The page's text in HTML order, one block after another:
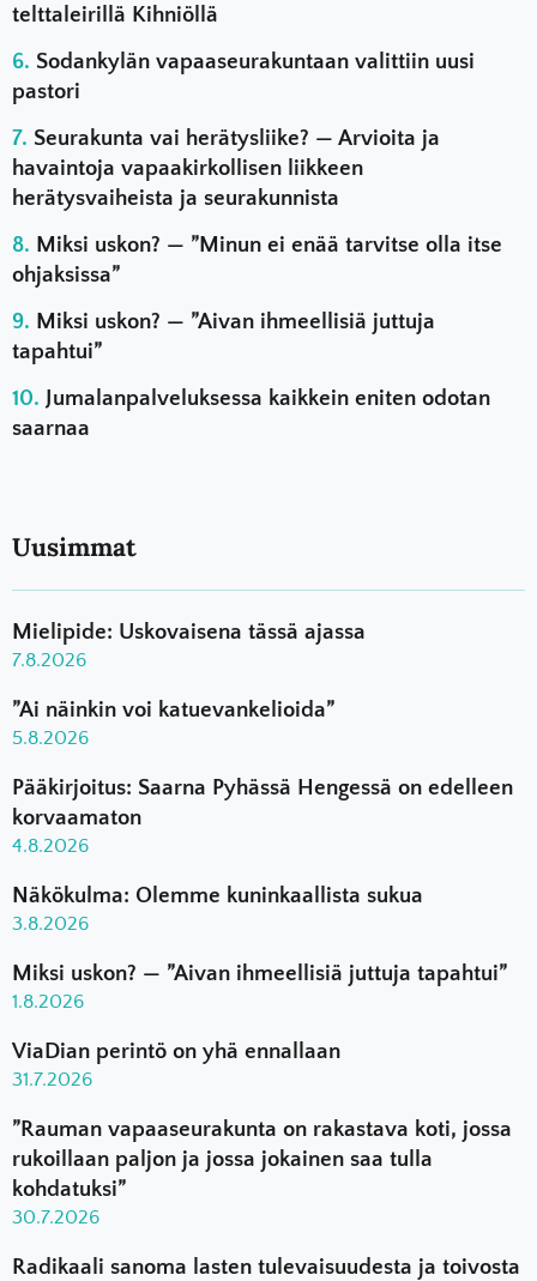
telttaleirillä Kihniöllä
Sodankylän vapaaseurakuntaan valittiin uusi
pastori
Seurakunta vai herätysliike? — Arvioita ja
havaintoja vapaakirkollisen liikkeen
herätysvaiheista ja seurakunnista
Miksi uskon? — ”Minun ei enää tarvitse olla itse
ohjaksissa”
Miksi uskon? — ”Aivan ihmeellisiä juttuja
tapahtui”
Jumalanpalveluksessa kaikkein eniten odotan
saarnaa
Uusimmat
Mielipide: Uskovaisena tässä ajassa
7.8.2026
”Ai näinkin voi katuevankelioida”
5.8.2026
Pääkirjoitus: Saarna Pyhässä Hengessä on edelleen
korvaamaton
4.8.2026
Näkökulma: Olemme kuninkaallista sukua
3.8.2026
Miksi uskon? — ”Aivan ihmeellisiä juttuja tapahtui”
1.8.2026
ViaDian perintö on yhä ennallaan
31.7.2026
”Rauman vapaaseurakunta on rakastava koti, jossa
rukoillaan paljon ja jossa jokainen saa tulla
kohdatuksi”
30.7.2026
Radikaali sanoma lasten tulevaisuudesta ja toivosta